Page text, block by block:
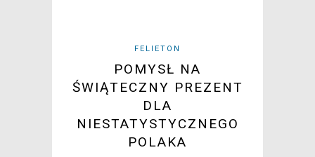
FELIETON
POMYSŁ NA
ŚWIĄTECZNY PREZENT
DLA
NIESTATYSTYCZNEGO
POLAKA